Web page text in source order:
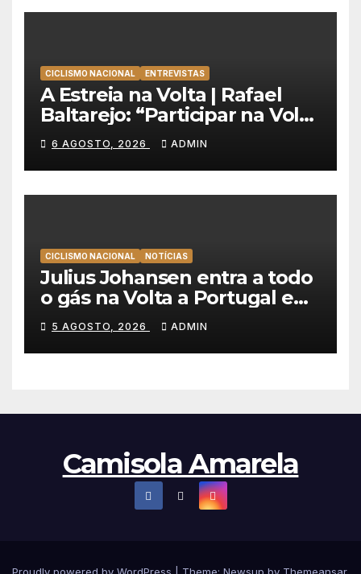
CICLISMO NACIONAL ENTREVISTAS
A Estreia na Volta | Rafael
Baltarejo: “Participar na Volta
a Portugal é o sonho de
qualquer ciclista”
6 AGOSTO, 2026 ADMIN
CICLISMO NACIONAL NOTÍCIAS
Julius Johansen entra a todo
o gás na Volta a Portugal e
lidera dobradinha da UAE
Team Emirates em Lisboa
5 AGOSTO, 2026 ADMIN
Camisola Amarela
Proudly powered by WordPress Theme: Newsup by Themeansar.